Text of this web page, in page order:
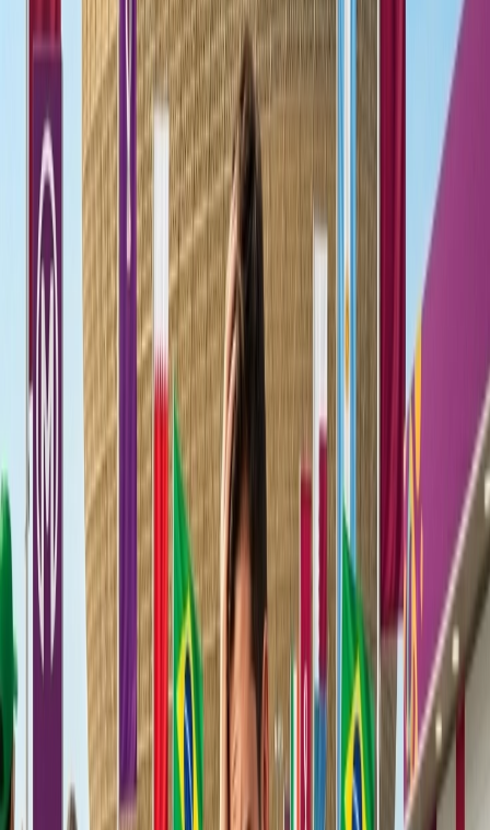
Ámsterdam
Ámsterdam es una de las más ideales escalas del mundo, ya que un
tren desde el Aeropuerto de Schiphol tarda solo unos 15 minutos en
llegar al centro de la ciudad, por lo que es muy fácil salir y explorar.
Aparte de eso, una vez en la ciudad, el centro histórico es compacto,
y por eso, mayoría de las atracciones clave se ubican a poca
distancia unas de otras. En Ámsterdam, puedes pasear por los
pintorescos canales y admirar la distintiva arquitectura holandesa y
explorar diferentes zonas históricas como la Plaza Dam y la Casa de
Ana Frank. También, puedes disfrutar de las bocadillos tradicionales
holandeses, y las comidas deliciosas.
Nombre del Aeropuerto -
El Aeropuerto de Schiphol
Distancia del aeropuerto a la ciudad -
Transporte público a la ciudad -
2.Singapur
Si tienes tu escala en la ciudad de Singapur, entonces puedes usar el
sistema de transporte público allí, que es limpio, barato, y fácil de
usar, y por eso, puedes explorar la ciudad con un presupuesto
limitado. Además, Singapur es considerado uno de los lugares más
seguros para viajar, especialmente para los visitantes solitarios. En el
Aeropuerto de Changi, puedes disfrutar de las actividades gratuitas
como cines, un jardín de mariposas, y esculturas de lluvia cinética
para pasar el tiempo durante una escala. Aparte de eso, puedes
explorar el diverso patrimonio culinario en los centros de
vendedores ambulantes reconocidos por la UNESCO, que ofrecen
platos malayos, chinos, e indios deliciosos y asequibles.
Nombre del Aeropuerto -
El Aeropuerto Internacional de Changi
Distancia del aeropuerto a la ciudad -
Transporte público a la ciudad -
Autobús
Bangkok